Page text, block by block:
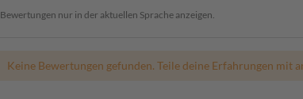
Bewertungen nur in der aktuellen Sprache anzeigen.
Keine Bewertungen gefunden. Teile deine Erfahrungen mit